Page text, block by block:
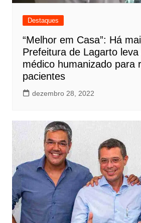
Destaques
“Melhor em Casa”: Há
Prefeitura de Lagarto
médico humanizado para
pacientes
dezembro 28, 2022